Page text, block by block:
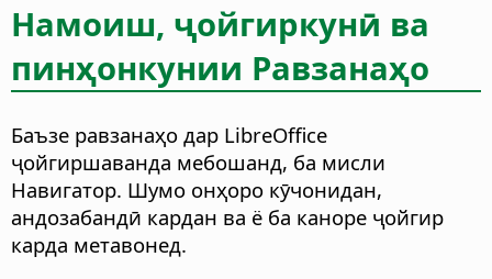
Намоиш, ҷойгиркунӣ ва
пинҳонкунии Равзанаҳо
Баъзе равзанаҳо дар LibreOffice
ҷойгиршаванда мебошанд, ба мисли
Навигатор. Шумо онҳоро кӯчонидан,
андозабандӣ кардан ва ё ба каноре ҷойгир
карда метавонед.